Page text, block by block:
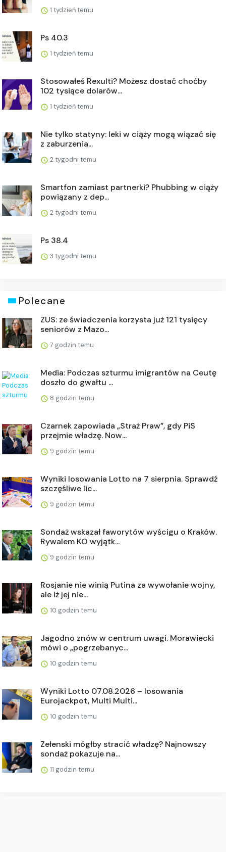
1 tydzień temu
Ps 40.3
1 tydzień temu
Stosowałeś Rexulti? Możesz dostać choćby
102 tysiące dolarów...
1 tydzień temu
Nie tylko statyny: leki w ciąży mogą wiązać się
z zaburzenia...
2 tygodni temu
Smartfon zamiast partnerki? Phubbing w ciąży
powiązany z dep...
2 tygodni temu
Ps 38.4
3 tygodni temu
Polecane
ZUS: ze świadczenia korzysta już 121 tysięcy
seniorów z Mazo...
7 godzin temu
Media: Podczas szturmu imigrantów na Ceutę
doszło do gwałtu ...
8 godzin temu
Czarnek zapowiada „Straż Praw”, gdy PiS
przejmie władzę. Now...
9 godzin temu
Wyniki losowania Lotto na 7 sierpnia. Sprawdź
szczęśliwe lic...
9 godzin temu
Sondaż wskazał faworytów wyścigu o Kraków.
Rywalem KO wyjątk...
9 godzin temu
Rosjanie nie winią Putina za wywołanie wojny,
ale iż jej nie...
10 godzin temu
Jagodno znów w centrum uwagi. Morawiecki
mówi o „pogrzebanyc...
10 godzin temu
Wyniki Lotto 07.08.2026 – losowania
Eurojackpot, Multi Multi...
10 godzin temu
Zełenski mógłby stracić władzę? Najnowszy
sondaż pokazuje na...
11 godzin temu